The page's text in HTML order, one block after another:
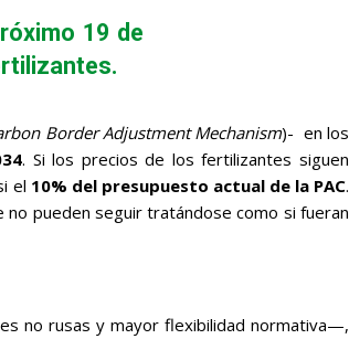
19 de
Border Adjustment Mechanism)- en los
. Si los precios de los fertilizantes siguen
el 10% del presupuesto actual de la PAC.
pueden seguir tratándose como si fueran
no rusas y mayor flexibilidad normativa—,